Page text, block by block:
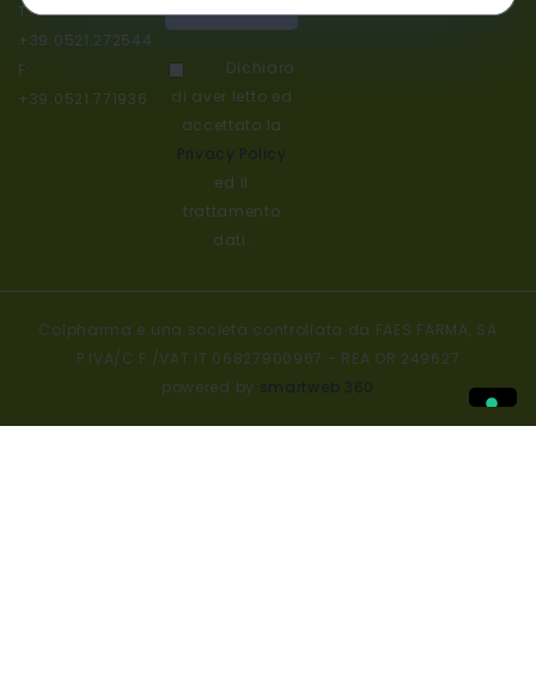
T.
+39.0521.272544
F:
+39.0521.771936
nostra
Dichiaro
di aver letto ed
accettato la
ed il
trattamento
dati.
Colpharma e una società controllata da FAES FARMA, SA
P.IVA/C.F./VAT IT 06827900967 - REA OR 249627
powered by